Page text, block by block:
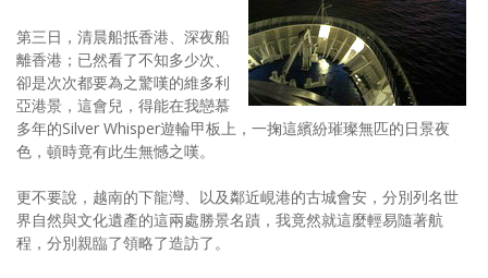
第三日，清晨船抵香港、深夜船
離香港；已然看了不知多少次、
卻是次次都要為之驚嘆的維多利
亞港景，這會兒，得能在我戀慕
多年的Silver Whisper遊輪甲板上，一掬這繽紛璀璨無匹的日景夜
色，頓時竟有此生無憾之嘆。
更不要說，越南的下龍灣、以及鄰近峴港的古城會安，分別列名世
界自然與文化遺產的這兩處勝景名蹟，我竟然就這麼輕易隨著航
程，分別親臨了領略了造訪了。